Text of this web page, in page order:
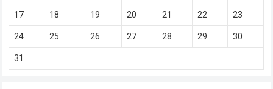
17 18 19 20 21 22 23
24 25 26 27 28 29 30
31